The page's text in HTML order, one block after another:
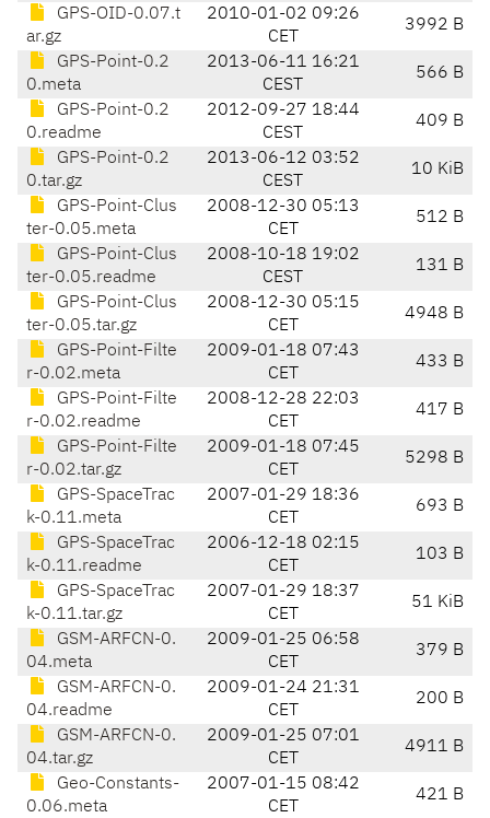
GPS-OID-0.07.t
ar.gz
2010-01-02 09:26
CET
3992 B
GPS-Point-0.2
0.meta
2013-06-11 16:21
CEST
566 B
GPS-Point-0.2
0.readme
2012-09-27 18:44
CEST
409 B
GPS-Point-0.2
0.tar.gz
2013-06-12 03:52
CEST
10 KiB
GPS-Point-Clus
ter-0.05.meta
2008-12-30 05:13
CET
512 B
GPS-Point-Clus
ter-0.05.readme
2008-10-18 19:02
CEST
131 B
GPS-Point-Clus
ter-0.05.tar.gz
2008-12-30 05:15
CET
4948 B
GPS-Point-Filte
r-0.02.meta
2009-01-18 07:43
CET
433 B
GPS-Point-Filte
r-0.02.readme
2008-12-28 22:03
CET
417 B
GPS-Point-Filte
r-0.02.tar.gz
2009-01-18 07:45
CET
5298 B
GPS-SpaceTrac
k-0.11.meta
2007-01-29 18:36
CET
693 B
GPS-SpaceTrac
k-0.11.readme
2006-12-18 02:15
CET
103 B
GPS-SpaceTrac
k-0.11.tar.gz
2007-01-29 18:37
CET
51 KiB
GSM-ARFCN-0.
04.meta
2009-01-25 06:58
CET
379 B
GSM-ARFCN-0.
04.readme
2009-01-24 21:31
CET
200 B
GSM-ARFCN-0.
04.tar.gz
2009-01-25 07:01
CET
4911 B
Geo-Constants-
0.06.meta
2007-01-15 08:42
CET
421 B